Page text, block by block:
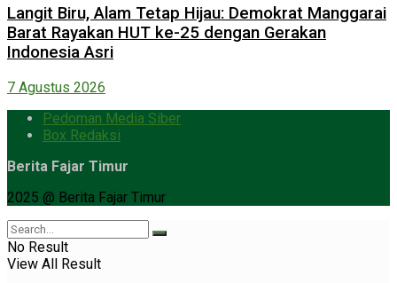
Langit Biru, Alam Tetap Hijau: Demokrat Manggarai
Barat Rayakan HUT ke-25 dengan Gerakan
Indonesia Asri
7 Agustus 2026
Pedoman Media Siber
Box Redaksi
Berita Fajar Timur
2025 @ Berita Fajar Timur
No Result
View All Result